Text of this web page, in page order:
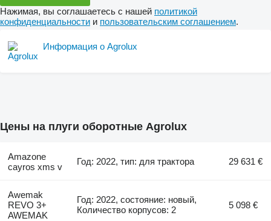
Нажимая, вы соглашаетесь с нашей политикой
конфиденциальности и пользовательским соглашением.
Информация о Agrolux
Цены на плуги оборотные Agrolux
Amazone
cayros xms v
Год: 2022, тип: для трактора 29 631 €
Awemak
REVO 3+
AWEMAK
Год: 2022, состояние: новый,
Количество корпусов: 2
5 098 €